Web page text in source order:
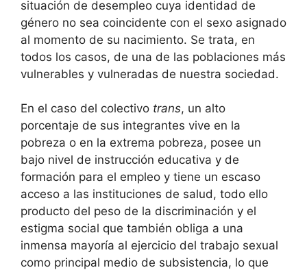
situación de desempleo cuya identidad de
género no sea coincidente con el sexo asignado
al momento de su nacimiento. Se trata, en
todos los casos, de una de las poblaciones más
vulnerables y vulneradas de nuestra sociedad.
En el caso del colectivo trans, un alto
porcentaje de sus integrantes vive en la
pobreza o en la extrema pobreza, posee un
bajo nivel de instrucción educativa y de
formación para el empleo y tiene un escaso
acceso a las instituciones de salud, todo ello
producto del peso de la discriminación y el
estigma social que también obliga a una
inmensa mayoría al ejercicio del trabajo sexual
como principal medio de subsistencia, lo que